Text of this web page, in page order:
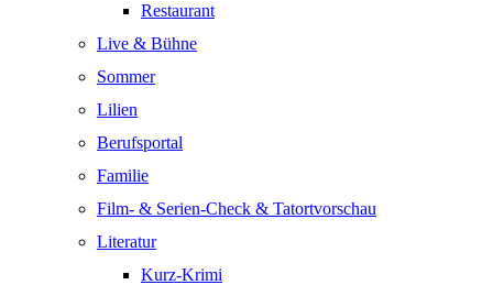
Restaurant
Live & Bühne
Sommer
Lilien
Berufsportal
Familie
Film- & Serien-Check & Tatortvorschau
Literatur
Kurz-Krimi